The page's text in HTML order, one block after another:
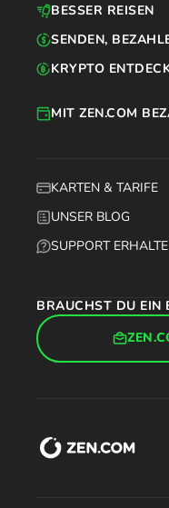
KARTEN & TARIFE
UNSER BLOG
SUPPORT
MIT ZEN.COM
BRAUCHST DU EIN
BESSER REISEN
SENDEN,
KRYPTO